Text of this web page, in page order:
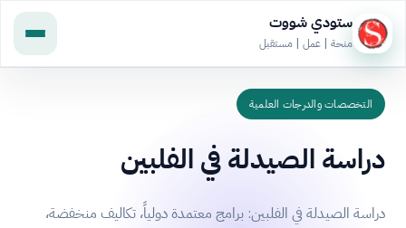
ستودي شووت
منحة | عمل | مستقبل
التخصصات والدرجات العلمية
دراسة الصيدلة في الفلبين
دراسة الصيدلة في الفلبين: برامج معتمدة دولياً، تكاليف منخفضة،